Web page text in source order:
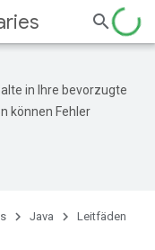
in Ihre bevorzugte
können Fehler
Java Leitfäden